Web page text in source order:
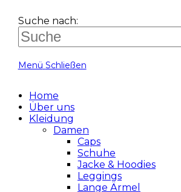
Suche nach:
Menü Schließen
Home
Über uns
Kleidung
Damen
Caps
Schuhe
Jacke & Hoodies
Leggings
Lange Ärmel